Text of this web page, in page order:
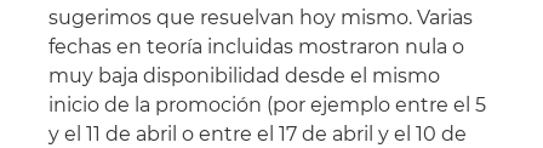
sugerimos que resuelvan hoy mismo. Varias
fechas en teoría incluidas mostraron nula o
muy baja disponibilidad desde el mismo
inicio de la promoción (por ejemplo entre el 5
y el 11 de abril o entre el 17 de abril y el 10 de